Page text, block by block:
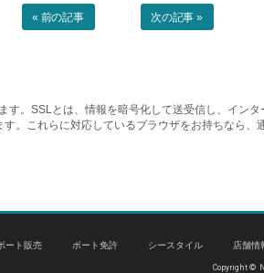
« 前の記事 次の記事 »
す。SSLとは、情報を暗号化して送受信し、イン
。これらに対応しているブラウザをお持ちなら
ート販売 ボート免許 シースタイル 店舗情
Copyright ©